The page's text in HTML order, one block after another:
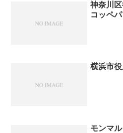
神奈川区
コッペパ
横浜市
モンマ